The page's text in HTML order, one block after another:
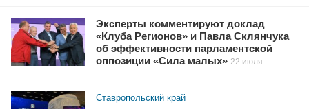
Эксперты комментируют доклад
«Клуба Регионов» и Павла Склянчука
об эффективности парламентской
оппозиции «Сила малых» 22 июля
Ставропольский край